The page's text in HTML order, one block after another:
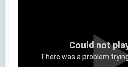
Could not
There was a problem